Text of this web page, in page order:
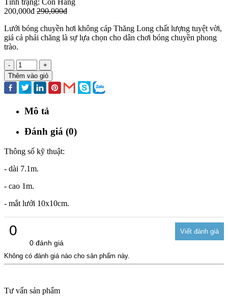
200,000đ 290,000đ
Lưới bóng chuyền hơi không cáp Thăng Long chất lượng tuyệt vời,
giá cả phải chăng là sự lựa chọn cho dân chơi bóng chuyền phong
trào.
-
+
Thêm vào giỏ
Mô tả
Đánh giá (0)
Thông số kỹ thuật:
- dài 7.1m.
- cao 1m.
- mắt lưới 10x10cm.
0
0 đánh giá
Không có đánh giá nào cho sản phẩm này.
Tư vấn sản phẩm